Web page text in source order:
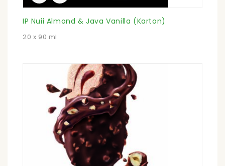
IP Nuii Almond & Java Vanilla (Karton)
20 x 90 ml